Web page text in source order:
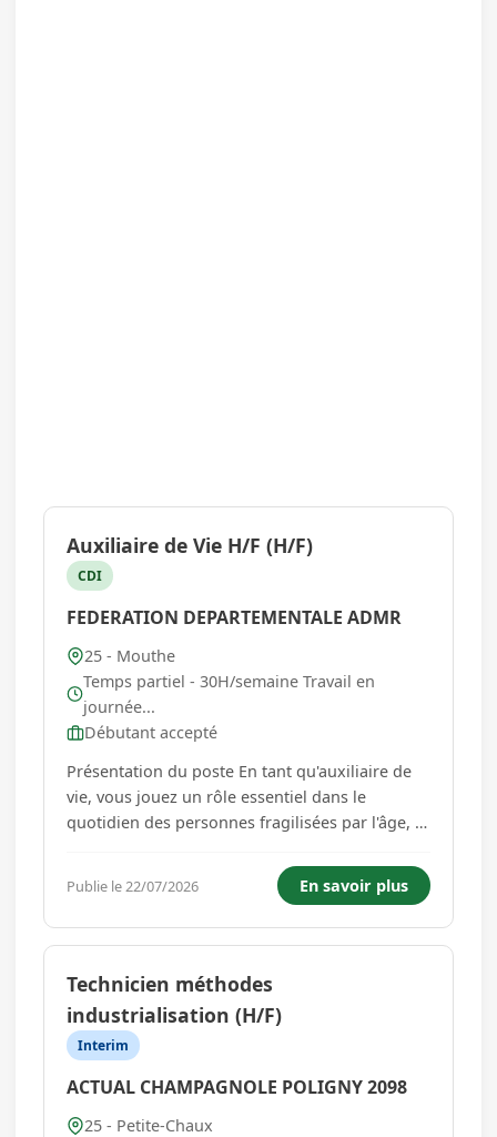
Auxiliaire de Vie H/F (H/F)
CDI
FEDERATION DEPARTEMENTALE ADMR
25 - Mouthe
Temps partiel - 30H/semaine Travail en
journée...
Débutant accepté
Présentation du poste En tant qu'auxiliaire de
vie, vous jouez un rôle essentiel dans le
quotidien des personnes fragilisées par l'âge, la
directement à leur domicile pour favoriser leur
bien-être, préserver leur autonomie et leur
permettre de rester ch...
Publie le 22/07/2026 En savoir plus
Technicien méthodes
industrialisation (H/F)
Interim
ACTUAL CHAMPAGNOLE POLIGNY 2098
25 - Petite-Chaux